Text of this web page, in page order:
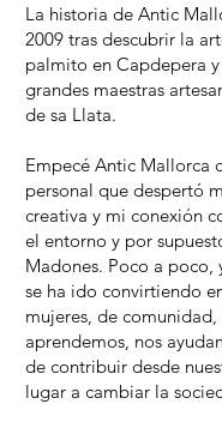
La historia de Antic
2009 tras descubrir la
palmito en Capdepera y
grandes maestras
de sa Llata.
Empecé Antic Mallorca
personal que despertó
creativa y mi conexión
el entorno y por
Madones. Poco a poco,
se ha ido convirtiendo
mujeres, de
aprendemos, nos
de contribuir desde
lugar a cambiar la